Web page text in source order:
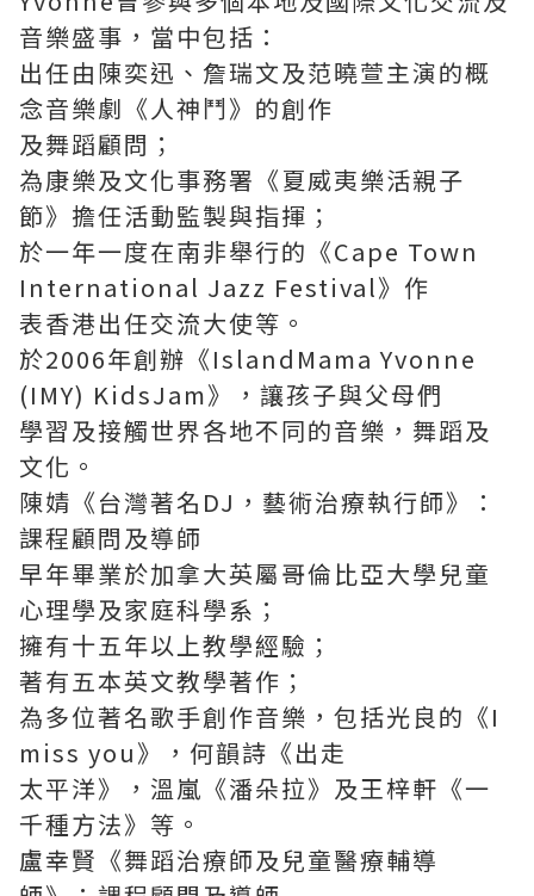
音樂盛事，當中包括：
出任由陳奕迅、詹瑞文及范曉萱主演的概
念音樂劇《人神鬥》的創作
及舞蹈顧問；
為康樂及文化事務署《夏威夷樂活親子
節》擔任活動監製與指揮；
於一年一度在南非舉行的《Cape Town
International Jazz Festival》作
表香港出任交流大使等。
於2006年創辦《IslandMama Yvonne
(IMY) KidsJam》，讓孩子與父母們
學習及接觸世界各地不同的音樂，舞蹈及
文化。
陳婧《台灣著名DJ，藝術治療執行師》：
課程顧問及導師
早年畢業於加拿大英屬哥倫比亞大學兒童
心理學及家庭科學系；
擁有十五年以上教學經驗；
著有五本英文教學著作；
為多位著名歌手創作音樂，包括光良的《I
miss you》，何韻詩《出走
太平洋》，溫嵐《潘朵拉》及王梓軒《一
千種方法》等。
盧幸賢《舞蹈治療師及兒童醫療輔導